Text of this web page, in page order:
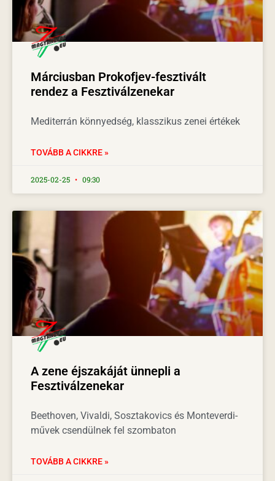
Márciusban Prokofjev-fesztivált
rendez a Fesztiválzenekar
Mediterrán könnyedség, klasszikus zenei értékek
TOVÁBB A CIKKRE »
2025-02-25 09:30
A zene éjszakáját ünnepli a
Fesztiválzenekar
Beethoven, Vivaldi, Sosztakovics és Monteverdi-
művek csendülnek fel szombaton
TOVÁBB A CIKKRE »